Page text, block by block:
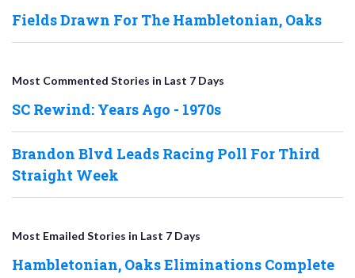
Fields Drawn For The Hambletonian, Oaks
Most Commented Stories in Last 7 Days
SC Rewind: Years Ago - 1970s
Brandon Blvd Leads Racing Poll For Third
Straight Week
Most Emailed Stories in Last 7 Days
Hambletonian, Oaks Eliminations Complete